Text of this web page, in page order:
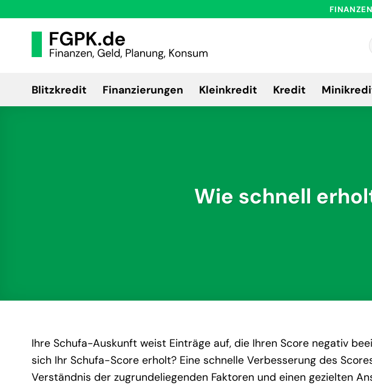
Blitzkredit Finanzierungen Kleinkredit Kredit
Wie schnell
Ihre Schufa-Auskunft weist Einträge auf, die Ihren Score negativ
sich Ihr Schufa-Score erholt? Eine schnelle Verbesserung des
Verständnis der zugrundeliegenden Faktoren und einen gezielten